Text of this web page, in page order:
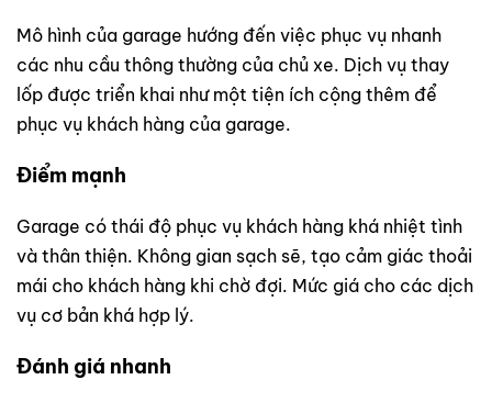
Mô hình của garage hướng đến việc phục vụ nhanh
các nhu cầu thông thường của chủ xe. Dịch vụ thay
lốp được triển khai như một tiện ích cộng thêm để
phục vụ khách hàng của garage.
Điểm mạnh
Garage có thái độ phục vụ khách hàng khá nhiệt tình
và thân thiện. Không gian sạch sẽ, tạo cảm giác thoải
mái cho khách hàng khi chờ đợi. Mức giá cho các dịch
vụ cơ bản khá hợp lý.
Đánh giá nhanh